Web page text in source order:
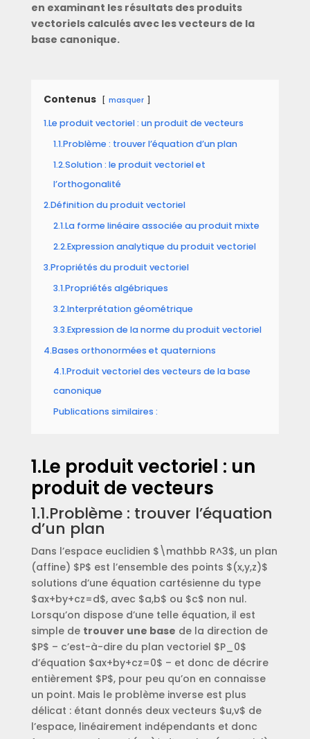
en examinant les résultats des produits
vectoriels calculés avec les vecteurs de la
base canonique.
Contenus masquer
1.Le produit vectoriel : un produit de vecteurs
1.1.Problème : trouver l’équation d’un plan
1.2.Solution : le produit vectoriel et
l’orthogonalité
2.Définition du produit vectoriel
2.1.La forme linéaire associée au produit mixte
2.2.Expression analytique du produit vectoriel
3.Propriétés du produit vectoriel
3.1.Propriétés algébriques
3.2.Interprétation géométrique
3.3.Expression de la norme du produit vectoriel
4.Bases orthonormées et quaternions
4.1.Produit vectoriel des vecteurs de la base
canonique
Publications similaires :
1.Le produit vectoriel : un
produit de vecteurs
1.1.Problème : trouver l’équation
d’un plan
Dans l’espace euclidien $\mathbb R^3$, un plan
(affine) $P$ est l’ensemble des points $(x,y,z)$
solutions d’une équation cartésienne du type
$ax+by+cz=d$, avec $a,b$ ou $c$ non nul.
Lorsqu’on dispose d’une telle équation, il est
simple de trouver une base de la direction de
$P$ – c’est-à-dire du plan vectoriel $P_0$
d’équation $ax+by+cz=0$ – et donc de décrire
entièrement $P$, pour peu qu’on en connaisse
un point. Mais le problème inverse est plus
délicat : étant donnés deux vecteurs $u,v$ de
l’espace, linéairement indépendants et donc